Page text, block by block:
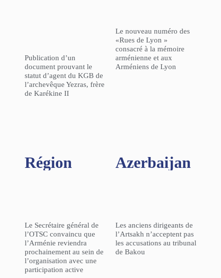
Publication d’un
document prouvant le
statut d’agent du KGB de
l’archevêque Yezras, frère
de Karékine II
Le nouveau numéro des
«Rues de Lyon »
consacré à la mémoire
arménienne et aux
Arméniens de Lyon
Région​
Le Secrétaire général de
l’OTSC convaincu que
l’Arménie reviendra
prochainement au sein de
l’organisation avec une
participation active
Azerbaijan
Les anciens dirigeants de
l’Artsakh n’acceptent pas
les accusations au tribunal
de Bakou